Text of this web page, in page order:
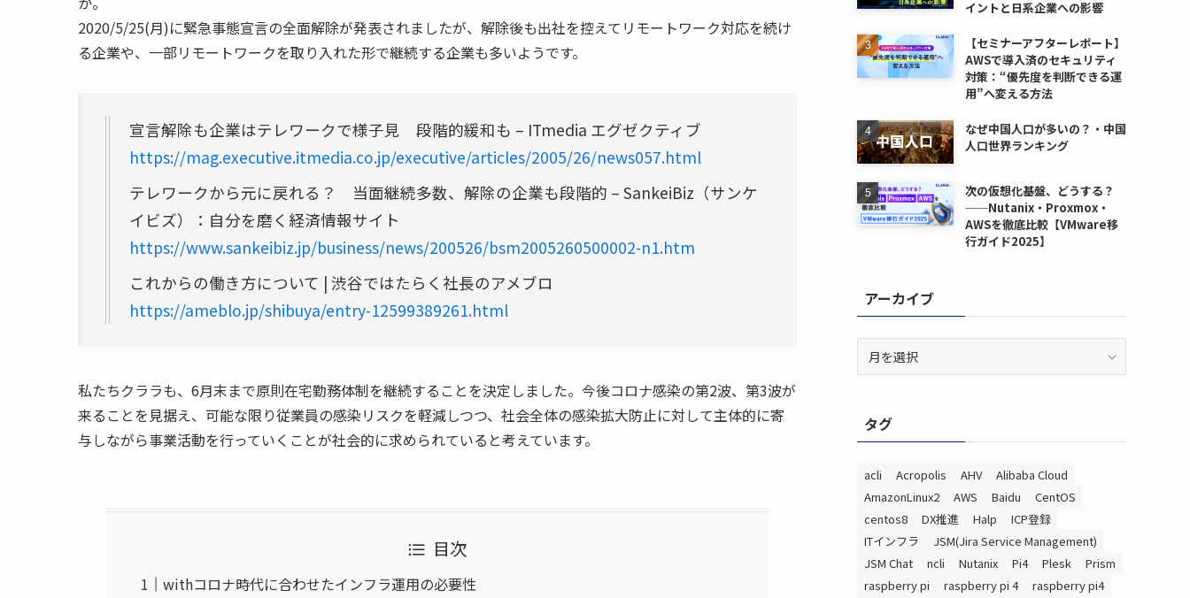
2020/5/25(月)に緊急事態宣言の全面解除が発表されましたが、解除後も出社を控えてリモートワーク対応を続け
る企業や、一部リモートワークを取り入れた形で継続する企業も多いようです。
宣言解除も企業はテレワークで様子見 段階的緩和も – ITmedia エグゼクティブ
https://mag.executive.itmedia.co.jp/executive/articles/2005/26/news057.html
テレワークから元に戻れる？ 当面継続多数、解除の企業も段階的 – SankeiBiz（サンケ
イビズ）：自分を磨く経済情報サイト
https://www.sankeibiz.jp/business/news/200526/bsm2005260500002-n1.htm
これからの働き方について | 渋谷ではたらく社長のアメブロ
https://ameblo.jp/shibuya/entry-12599389261.html
私たちクララも、6月末まで原則在宅勤務体制を継続することを決定しました。今後コロナ感染の第2波、第3波が
来ることを見据え、可能な限り従業員の感染リスクを軽減しつつ、社会全体の感染拡大防止に対して主体的に寄
与しながら事業活動を行っていくことが社会的に求められていると考えています。
目次
withコロナ時代に合わせたインフラ運用の必要性
イントと日系企業への影響
【セミナーアフターレポート】
AWSで導入済のセキュリティ
対策：“優先度を判断できる運
用”へ変える方法
なぜ中国人口が多いの？・中国
人口世界ランキング
次の仮想化基盤、どうする？
──Nutanix・Proxmox・
AWSを徹底比較【VMware移
行ガイド2025】
アーカイブ
ブタグ
acli Acropolis AHV
Alibaba Cloud
AmazonLinux2
AWS Baidu
CentOS
centos8
DX推進 Halp
ICP登録
ITインフラ
JSM(Jira Service Management)
JSM Chat
ncli Nutanix Pi4 Plesk
Prism
raspberry pi
raspberry pi 4
raspberry pi4